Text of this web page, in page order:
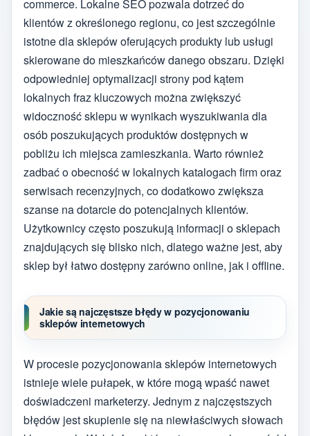
commerce. Lokalne SEO pozwala dotrzeć do
klientów z określonego regionu, co jest szczególnie
istotne dla sklepów oferujących produkty lub usługi
skierowane do mieszkańców danego obszaru. Dzięki
odpowiedniej optymalizacji strony pod kątem
lokalnych fraz kluczowych można zwiększyć
widoczność sklepu w wynikach wyszukiwania dla
osób poszukujących produktów dostępnych w
pobliżu ich miejsca zamieszkania. Warto również
zadbać o obecność w lokalnych katalogach firm oraz
serwisach recenzyjnych, co dodatkowo zwiększa
szanse na dotarcie do potencjalnych klientów.
Użytkownicy często poszukują informacji o sklepach
znajdujących się blisko nich, dlatego ważne jest, aby
sklep był łatwo dostępny zarówno online, jak i offline.
Jakie są najczęstsze błędy w pozycjonowaniu
sklepów internetowych
W procesie pozycjonowania sklepów internetowych
istnieje wiele pułapek, w które mogą wpaść nawet
doświadczeni marketerzy. Jednym z najczęstszych
błędów jest skupienie się na niewłaściwych słowach